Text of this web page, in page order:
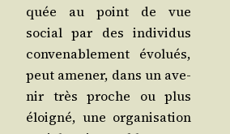
quée au point de vue
social par des indi­vi­dus
conve­na­ble­ment évo­lués,
peut ame­ner, dans un ave­
nir très proche ou plus
éloi­gné, une orga­ni­sa­tion